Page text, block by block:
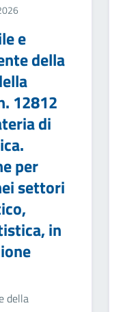
e
della
12812
di
per
settori
in
della